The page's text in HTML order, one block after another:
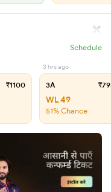
Schedule
₹1100
3 hrs ago
3A
WL 49
51% Chance